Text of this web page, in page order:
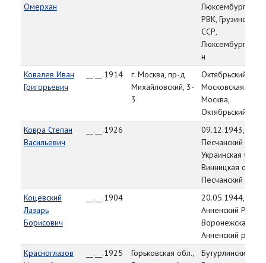
Омерхан
Люксембургский
РВК, Грузинская
ССР,
Люксембургский
н
Ковалев Иван
Григорьевич
__.__.1914
г. Москва, пр-д
Михайловский, 3-
3
Октябрьский РВК,
Московская обл.,
Москва,
Октябрьский р-н
Ковра Степан
Васильевич
__.__.1926
09.12.1943,
Песчанский РВК,
Украинская ССР,
Винницкая обл.,
Песчанский р-н
Коцевский
Лазарь
Борисович
__.__.1904
20.05.1944,
Анненский РВК,
Воронежская
Анненский р-н
Красноглазов
__.__.1925
Горьковская обл.,
Бутурлинский